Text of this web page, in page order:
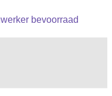
bevoorraad